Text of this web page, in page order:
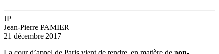
JP
Jean-Pierre PAMIER
21 décembre 2017
La cour d’appel de Paris vient de rendre, en matière de non-